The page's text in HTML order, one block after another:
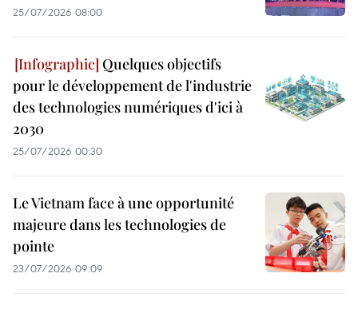
25/07/2026 08:00
Quelques objectifs
pour le développement de l'industrie
des technologies numériques d'ici à
2030
25/07/2026 00:30
Le Vietnam face à une opportunité
majeure dans les technologies de
pointe
23/07/2026 09:09